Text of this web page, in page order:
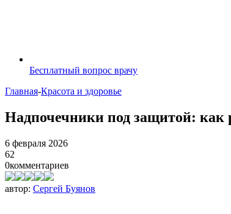
Бесплатный вопрос врачу
Главная-Красота и здоровье
Надпочечники под защитой: как
6 февраля 2026
62
0комментариев
автор: Сергей Буянов